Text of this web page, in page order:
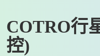
COTRO行
控)